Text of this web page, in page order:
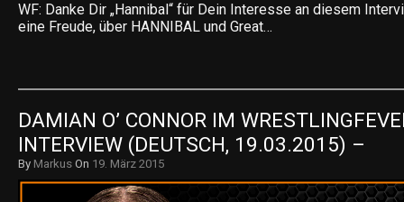
WF: Danke Dir „Hannibal“ für Dein Interesse an diesem
eine Freude, über HANNIBAL und Great…
DAMIAN O’ CONNOR IM
INTERVIEW (DEUTSCH, 19.03.2015) –
By Markus On 19. März 2015